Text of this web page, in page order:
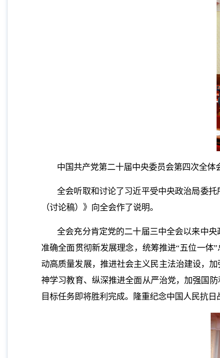
中国共产党第二十届中央委员会第四次全
全会听取和讨论了习近平受中央政治局委
（讨论稿）》向全会作了说明。
全会充分肯定党的二十届三中全会以来中
准确全面贯彻新发展理念，统筹推进“五位一体
动高质量发展，推进社会主义民主法治建设，
神学习教育、纵深推进全面从严治党，加强国
目标任务即将胜利完成。隆重纪念中国人民抗